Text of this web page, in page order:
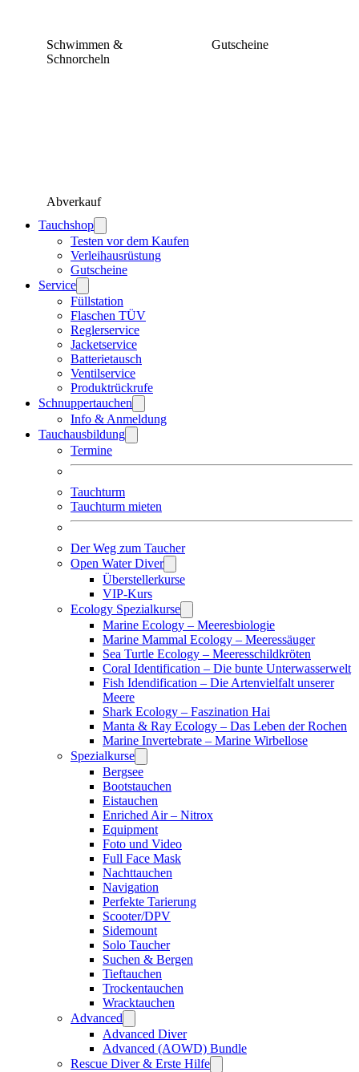
Schwimmen &
Schnorcheln
Gutscheine
Abverkauf
Tauchshop
Testen vor dem Kaufen
Verleihausrüstung
Gutscheine
Service
Füllstation
Flaschen TÜV
Reglerservice
Jacketservice
Batterietausch
Ventilservice
Produktrückrufe
Schnuppertauchen
Info & Anmeldung
Tauchausbildung
Termine
Tauchturm
Tauchturm mieten
Der Weg zum Taucher
Open Water Diver
Überstellerkurse
VIP-Kurs
Ecology Spezialkurse
Marine Ecology – Meeresbiologie
Marine Mammal Ecology – Meeressäuger
Sea Turtle Ecology – Meeresschildkröten
Coral Identification – Die bunte Unterwasserwelt
Fish Idendification – Die Artenvielfalt unserer
Meere
Shark Ecology – Faszination Hai
Manta & Ray Ecology – Das Leben der Rochen
Marine Invertebrate – Marine Wirbellose
Spezialkurse
Bergsee
Bootstauchen
Eistauchen
Enriched Air – Nitrox
Equipment
Foto und Video
Full Face Mask
Nachttauchen
Navigation
Perfekte Tarierung
Scooter/DPV
Sidemount
Solo Taucher
Suchen & Bergen
Tieftauchen
Trockentauchen
Wracktauchen
Advanced
Advanced Diver
Advanced (AOWD) Bundle
Rescue Diver & Erste Hilfe